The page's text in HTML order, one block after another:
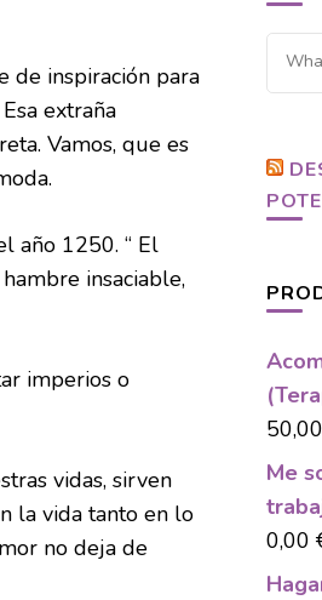
de inspiración para
extraña
Vamos, que es
año 1250. “ El
insaciable,
imperios o
vidas, sirven
la vida tanto en lo
no deja de
for
50,00
Me
0,00